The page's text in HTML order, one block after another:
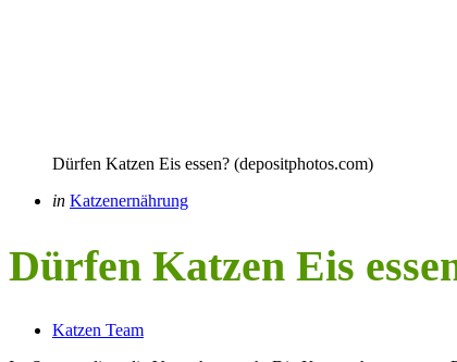
Dürfen Katzen Eis essen? (depositphotos.com)
Categories
Posted
in Katzenernährung
Dürfen Katzen Eis
Posted
Katzen Team